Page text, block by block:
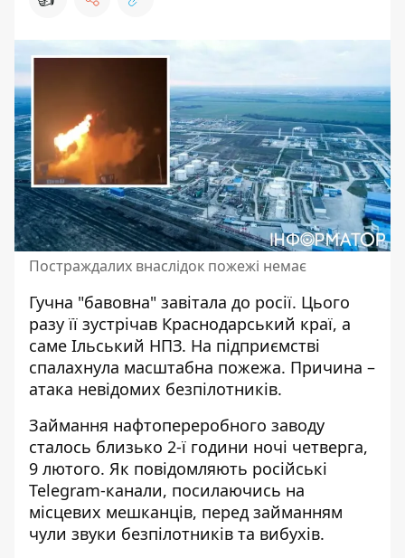
Постраждалих внаслідок пожежі немає
Гучна "бавовна" завітала до росії. Цього
разу її зустрічав Краснодарський краї, а
саме Ільський НПЗ. На підприємстві
спалахнула масштабна пожежа. Причина –
атака невідомих безпілотників.
Займання нафтопереробного заводу
сталось близько 2-ї години ночі четверга,
9 лютого. Як повідомляють російські
Telegram-канали, посилаючись на
місцевих мешканців, перед займанням
чули звуки безпілотників та вибухів.